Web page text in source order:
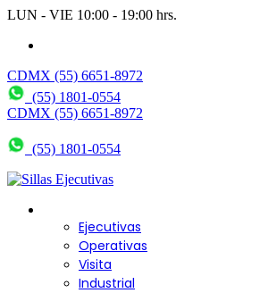
LUN - VIE 10:00 - 19:00 hrs.
CDMX (55) 6651-8972
(55) 1801-0554
CDMX (55) 6651-8972
(55) 1801-0554
Ejecutivas
Operativas
Visita
Industrial